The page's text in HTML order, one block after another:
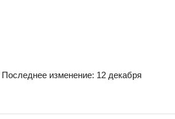
Последнее изменение: 12 декабря